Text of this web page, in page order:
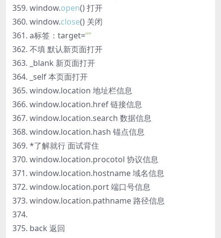
window.open() 打开
window.close() 关闭
a标签：target=“”
不填 默认新页面打开
_blank 新页面打开
_self 本页面打开
window.location 地址栏信息
window.location.href 链接信息
window.location.search 数据信息
window.location.hash 锚点信息
*了解就行 面试背住
window.location.procotol 协议信息
window.location.hostname 域名信息
window.location.port 端口号信息
window.location.pathname 路径信息
back 返回